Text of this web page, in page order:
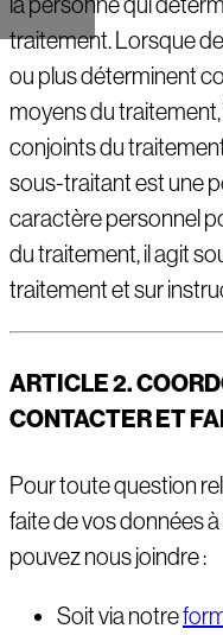
traitement. Lorsque
ou plus déterminent
moyens du
conjoints du
sous-traitant est une
caractère personnel
du traitement, il agit
traitement et sur
ARTICLE 2.
CONTACTER ET
Pour toute question
faite de vos données
pouvez nous joindre :
Soit via notre